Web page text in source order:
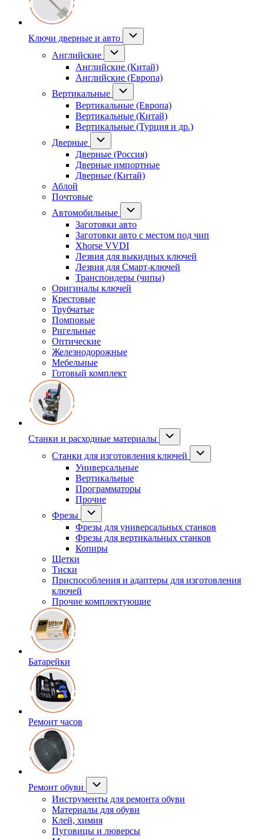
Ключи дверные и авто
Английские
Английские (Китай)
Английские (Европа)
Вертикальные
Вертикальные (Европа)
Вертикальные (Китай)
Вертикальные (Турция и др.)
Дверные
Дверные (Россия)
Дверные импортные
Дверные (Китай)
Аблой
Почтовые
Автомобильные
Заготовки авто
Заготовки авто с местом под чип
Xhorse VVDI
Лезвия для выкидных ключей
Лезвия для Смарт-ключей
Транспондеры (чипы)
Оригиналы ключей
Крестовые
Трубчатые
Помповые
Ригельные
Оптические
Железнодорожные
Мебельные
Готовый комплект
Станки и расходные материалы
Станки для изготовления ключей
Универсальные
Вертикальные
Программаторы
Прочие
Фрезы
Фрезы для универсальных станков
Фрезы для вертикальных станков
Копиры
Щетки
Тиски
Приспособления и адаптеры для изготовления
ключей
Прочие комплектующие
Батарейки
Ремонт часов
Ремонт обуви
Инструменты для ремонта обуви
Материалы для обуви
Клей, химия
Пуговицы и люверсы